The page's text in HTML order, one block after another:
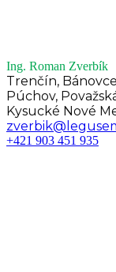
Ing. Roman Zverbík
Trenčín,
Púchov,
Kysucké Nové
+421 903 451 935